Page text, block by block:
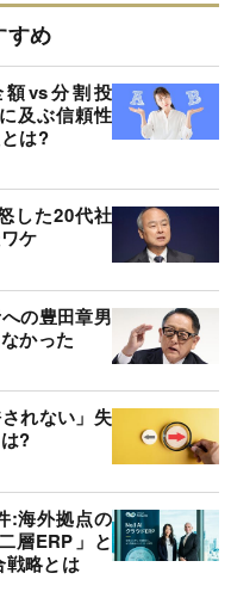
すめ
額vs分割投
及ぶ信頼性
は?
した20代社
ケ
の豊田章男
かった
れない」失
?
:海外拠点の
層ERP」と
戦略とは